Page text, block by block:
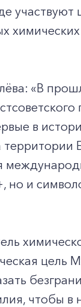
участвуют
«В
в
но и
цель
чтобы в